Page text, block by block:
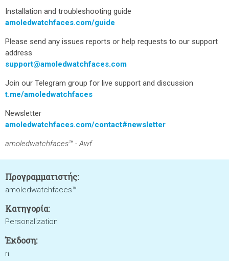
Installation and troubleshooting guide
amoledwatchfaces.com/guide
Please send any issues reports or help requests to our support
address
support@amoledwatchfaces.com
Join our Telegram group for live support and discussion
t.me/amoledwatchfaces
Newsletter
amoledwatchfaces.com/contact#newsletter
amoledwatchfaces™ - Awf
Προγραμματιστής:
amoledwatchfaces™
Κατηγορία:
Personalization
Έκδοση:
n